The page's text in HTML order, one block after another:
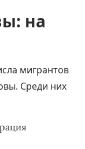
на
мигрантов
Среди них